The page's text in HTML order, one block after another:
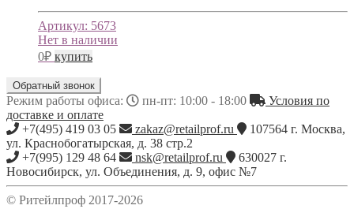
Артикул: 5673
Нет в наличии
0₽ купить
Обратный звонок
Режим работы офиса: пн-пт: 10:00 - 18:00
Условия по
доставке и оплате
+7(495) 419 03 05
zakaz@retailprof.ru 107564 г. Москва,
ул. Краснобогатырская, д. 38 стр.2
+7(995) 129 48 64
nsk@retailprof.ru 630027 г.
Новосибирск, ул. Объединения, д. 9, офис №7
© Ритейлпроф 2017-2026